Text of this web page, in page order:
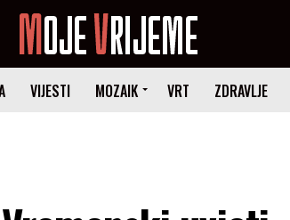
VIJESTI MOZAIK VRT ZDRAVLJE